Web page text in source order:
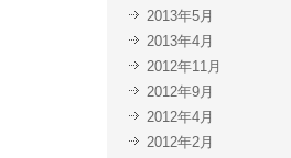
2013年5月
2013年4月
2012年11月
2012年9月
2012年4月
2012年2月